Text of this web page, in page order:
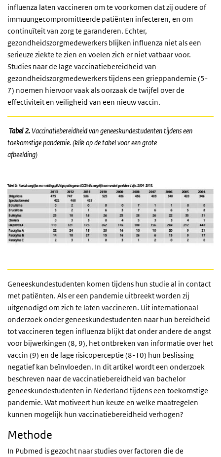
influenza laten vaccineren om te voorkomen dat zij oudere of
immuungecompromitteerde patiënten infecteren, en om
continuïteit van zorg te garanderen. Echter,
gezondheidszorgmedewerkers blijken influenza niet als een
serieuze ziekte te zien en voelen zich er niet vatbaar voor.
Studies naar de lage vaccinatiebereidheid van
gezondheidszorgmedewerkers tijdens een grieppandemie (5-
7) noemen hiervoor vaak als oorzaak de twijfel over de
effectiviteit en veiligheid van een nieuw vaccin.
Tabel 2.Vaccinatiebereidheid van geneeskundestudenten tijdens een
toekomstige pandemie. (klik op de tabel voor een grote
afbeelding)
Geneeskundestudenten komen tijdens hun studie al in contact
met patiënten. Als er een pandemie uitbreekt worden zij
uitgenodigd om zich te laten vaccineren. Uit internationaal
onderzoek onder geneeskundestudenten naar hun bereidheid
tot vaccineren tegen influenza blijkt dat onder andere de angst
voor bijwerkingen (8, 9), het ontbreken van informatie over het
vaccin (9) en de lage risicoperceptie (8-10) hun beslissing
negatief kan beïnvloeden. In dit artikel wordt een onderzoek
beschreven naar de vaccinatiebereidheid van bachelor
geneeskundestudenten in Nederland tijdens een toekomstige
pandemie. Wat motiveert hun keuze en welke maatregelen
kunnen mogelijk hun vaccinatiebereidheid verhogen?
Methode
In Pubmed is gezocht naar studies over factoren die de